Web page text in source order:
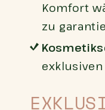
Komfort
zu
exklusiven